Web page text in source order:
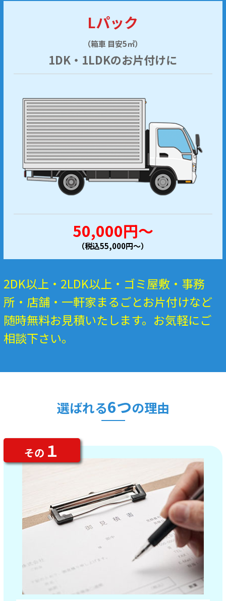
Lパック
（箱車 目安5㎥）
1DK・1LDKのお片付けに
50,000円～
（税込55,000円～）
2DK以上・2LDK以上・ゴミ屋敷・事務
所・店舗・一軒家まるごとお片付けなど
随時無料お見積いたします。お気軽にご
相談下さい。
選ばれる6つの理由
その １